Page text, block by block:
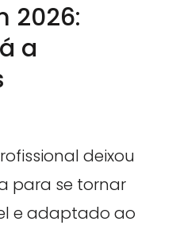
2026:
a
deixou
para se tornar
e adaptado ao